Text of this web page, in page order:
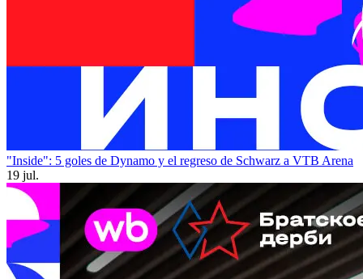
"Inside": 5 goles de Dynamo y el regreso de Schwarz a VTB Arena
19 jul.